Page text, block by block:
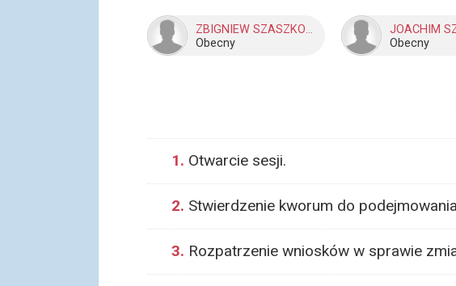
ZBIGNIEW SZASZKOWSKI
Obecny
JOACHIM
Obecny
1. Otwarcie sesji.
2. Stwierdzenie kworum do
3. Rozpatrzenie wniosków w sprawie